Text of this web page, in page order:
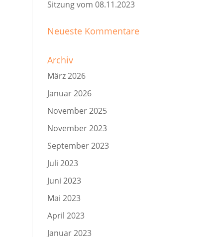
Sitzung vom 08.11.2023
Neueste Kommentare
Archiv
März 2026
Januar 2026
November 2025
November 2023
September 2023
Juli 2023
Juni 2023
Mai 2023
April 2023
Januar 2023